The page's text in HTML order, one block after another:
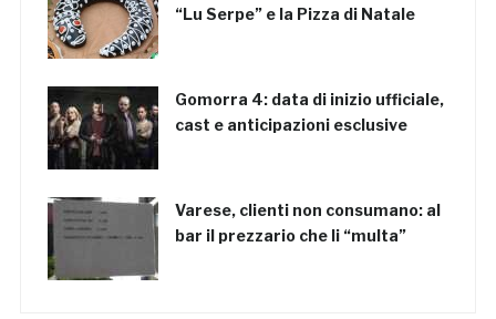
“Lu Serpe” e la Pizza di Natale
Gomorra 4: data di inizio ufficiale,
cast e anticipazioni esclusive
Varese, clienti non consumano: al
bar il prezzario che li “multa”